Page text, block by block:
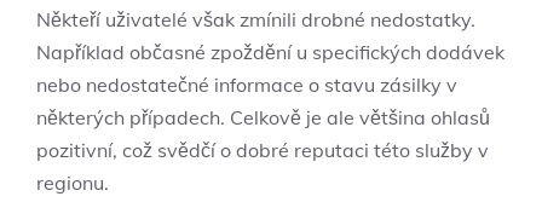
Někteří uživatelé však zmínili drobné nedostatky.
Například občasné zpoždění u specifických dodávek
nebo nedostatečné informace o stavu zásilky v
některých případech. Celkově je ale většina ohlasů
pozitivní, což svědčí o dobré reputaci této služby v
regionu.